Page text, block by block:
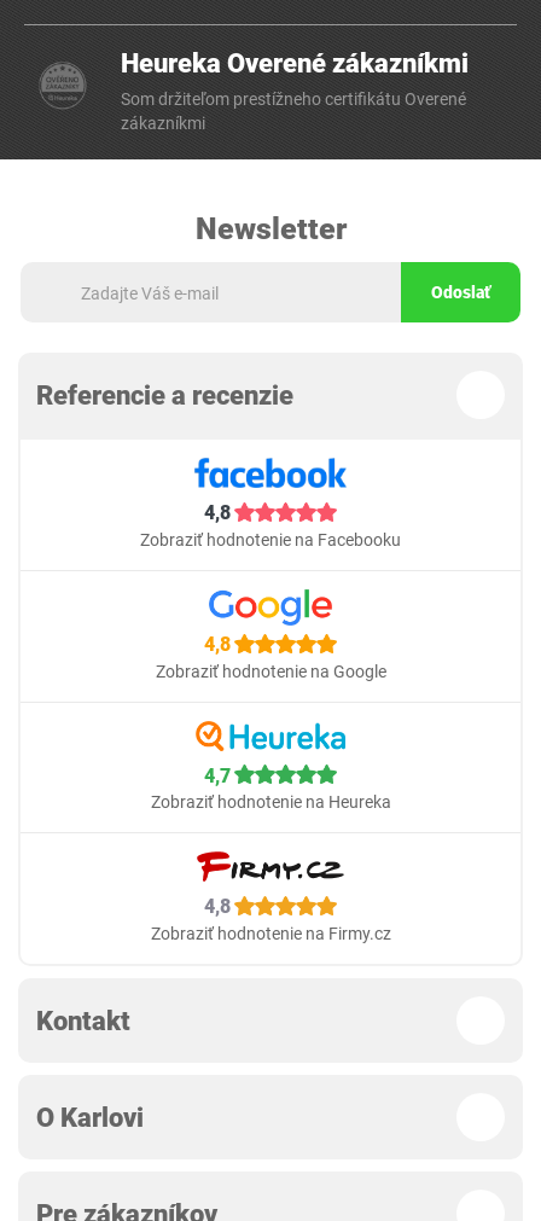
Heureka Overené zákazníkmi
Som držiteľom prestížneho certifikátu Overené
zákazníkmi
Newsletter
Odoslať
Referencie a recenzie
4,8
Zobraziť hodnotenie na Facebooku
4,8
Zobraziť hodnotenie na Google
4,7
Zobraziť hodnotenie na Heureka
4,8
Zobraziť hodnotenie na Firmy.cz
Kontakt
O Karlovi
Pre zákazníkov